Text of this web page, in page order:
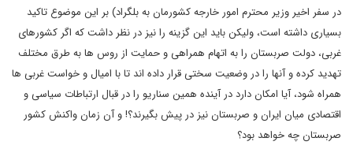
در سفر اخیر وزیر محترم امور خارجه کشورمان به بلگراد) بر این موضوع تاکید
بسیاری داشته است، ولیکن باید این گزینه را نیز در نظر داشت که اگر کشورهای
غربی، دولت صربستان را به اتهام همراهی و حمایت از روس ها به طرق مختلف
تهدید کرده و آنها را در وضعیت سختی قرار داده اند تا با امیال و خواست غربی ها
همراه شود، آیا امکان دارد در آینده همین سناریو را در قبال ارتباطات سیاسی و
اقتصادی میان ایران و صربستان نیز در پیش بگیرند؟! و آن زمان واکنش کشور
صربستان چه خواهد بود؟